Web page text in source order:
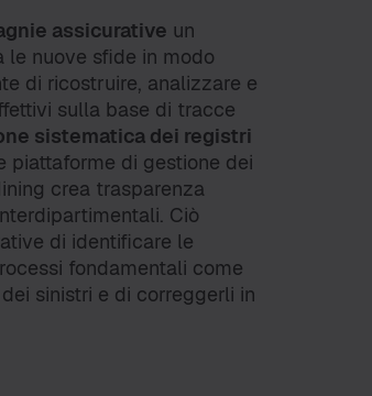
assicurative un
le nuove sfide in modo
di ricostruire, analizzare e
sulla base di tracce
sistematica dei registri
piattaforme di gestione dei
crea trasparenza
Ciò
di identificare le
fondamentali come
sinistri e di correggerli in